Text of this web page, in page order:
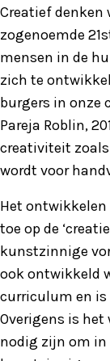
Creatief denken
zogenoemde
mensen in de
zich te
burgers in onze
Pareja Roblin,
creativiteit
wordt voor
Het
toe op de
kunstzinnige
ook ontwikkeld
curriculum en is
Overigens is
nodig zijn om in